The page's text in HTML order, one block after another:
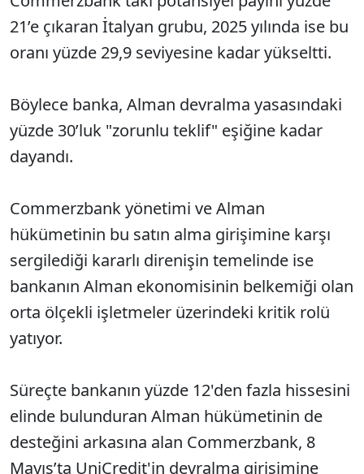
21’e çıkaran İtalyan grubu, 2025 yılında ise bu
oranı yüzde 29,9 seviyesine kadar yükseltti.
Böylece banka, Alman devralma yasasındaki
yüzde 30’luk "zorunlu teklif" eşiğine kadar
dayandı.
Commerzbank yönetimi ve Alman
hükümetinin bu satın alma girişimine karşı
sergilediği kararlı direnişin temelinde ise
bankanın Alman ekonomisinin belkemiği olan
orta ölçekli işletmeler üzerindeki kritik rolü
yatıyor.
Süreçte bankanın yüzde 12'den fazla hissesini
elinde bulunduran Alman hükümetinin de
desteğini arkasına alan Commerzbank, 8
Mayıs’ta UniCredit'in devralma girişimine